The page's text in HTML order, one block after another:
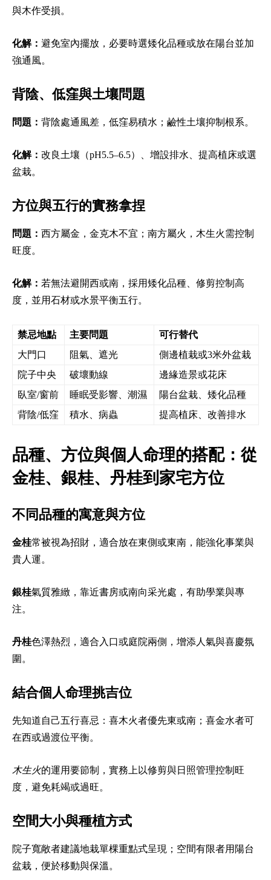
與木作受損。
化解： 避免室內擺放，必要時選矮化品種或放在陽台並加
強通風。
背陰、低窪與土壤問題
問題： 背陰處通風差，低窪易積水；鹼性土壤抑制根系。
化解： 改良土壤（pH5.5–6.5）、增設排水、提高植床或選
盆栽。
方位與五行的實務拿捏
問題： 西方屬金，金克木不宜；南方屬火，木生火需控制
旺度。
化解： 若無法避開西或南，採用矮化品種、修剪控制高
度，並用石材或水景平衡五行。
禁忌地點 主要問題
可行替代
大門口
阻氣、遮光
側邊植栽或3米外盆栽
院子中央
破壞動線
邊緣造景或花床
臥室/窗前
睡眠受影響、潮濕
陽台盆栽、矮化品種
背陰/低窪
積水、病蟲 提高植床、改善排水
品種、方位與個人命理的搭配：從
金桂、銀桂、丹桂到家宅方位
不同品種的寓意與方位
金桂常被視為招財，適合放在東側或東南，能強化事業與
貴人運。
銀桂氣質雅緻，靠近書房或南向采光處，有助學業與專
注。
丹桂色澤熱烈，適合入口或庭院兩側，增添人氣與喜慶氛
圍。
結合個人命理挑吉位
先知道自己五行喜忌：喜木火者優先東或南；喜金水者可
在西或過渡位平衡。
木生火的運用要節制，實務上以修剪與日照管理控制旺
度，避免耗竭或過旺。
空間大小與種植方式
院子寬敞者建議地栽單棵重點式呈現；空間有限者用陽台
盆栽，便於移動與保溫。